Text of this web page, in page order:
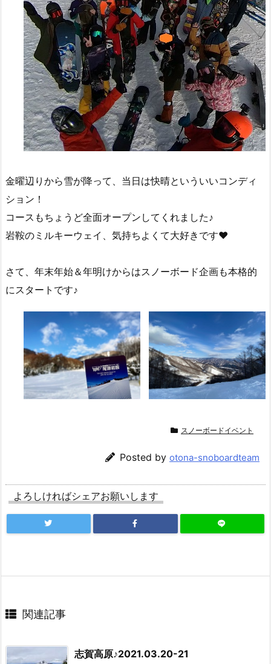
金曜辺りから雪が降って、当日は快晴といういいコンディ
ション！
コースもちょうど全面オープンしてくれました♪
岩鞍のミルキーウェイ、気持ちよくて大好きです♥
さて、年末年始＆年明けからはスノーボード企画も本格的
にスタートです♪
スノーボードイベント
Posted by otona-snoboardteam
よろしければシェアお願いします
関連記事
志賀高原♪2021.03.20-21